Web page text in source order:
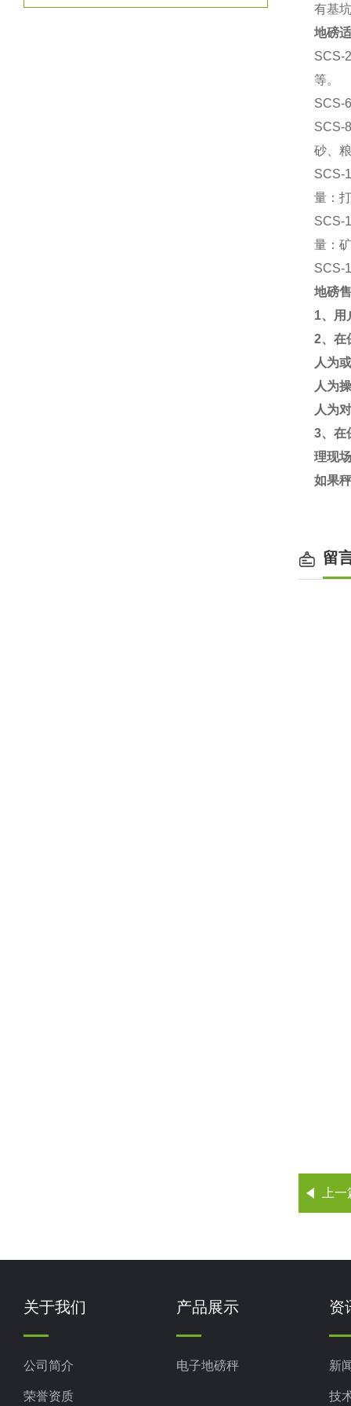
有基
地磅
SCS-
等。
SCS-
SCS-
砂、
SCS-
量：
SCS-
量：
SCS-
地磅
1、用
2、在
人为
人为
人为
3、在
理现
如果
留
上
关于我们
公司简介
荣誉资质
产品展示
电子地磅秤
资
新
技